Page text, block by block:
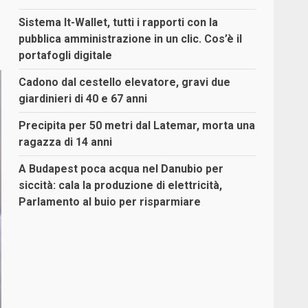
Sistema It-Wallet, tutti i rapporti con la
pubblica amministrazione in un clic. Cos’è il
portafogli digitale
Cadono dal cestello elevatore, gravi due
giardinieri di 40 e 67 anni
Precipita per 50 metri dal Latemar, morta una
ragazza di 14 anni
A Budapest poca acqua nel Danubio per
siccità: cala la produzione di elettricità,
Parlamento al buio per risparmiare